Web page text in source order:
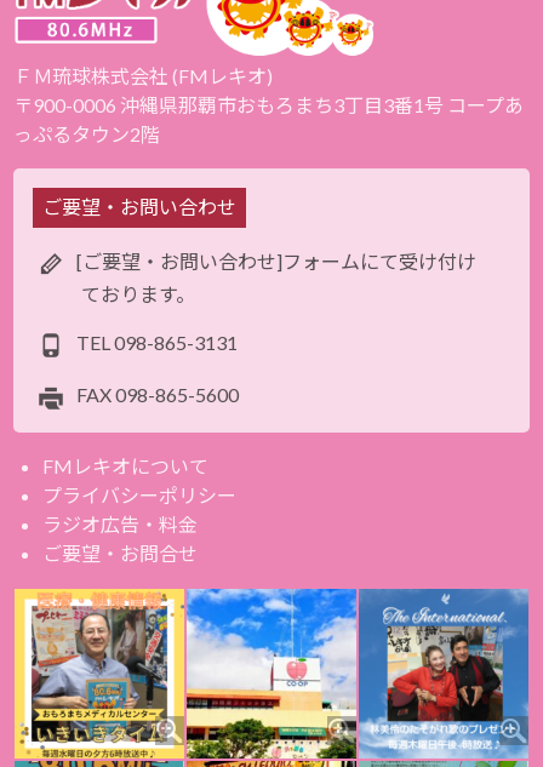
ＦＭ琉球株式会社 (FMレキオ)
〒900-0006 沖縄県那覇市おもろまち3丁目3番1号 コープあ
っぷるタウン2階
ご要望・お問い合わせ
[ご要望・お問い合わせ]フォームにて受け付け
ております。
TEL098-865-3131
FAX098-865-5600
FMレキオについて
プライバシーポリシー
ラジオ広告・料金
ご要望・お問合せ